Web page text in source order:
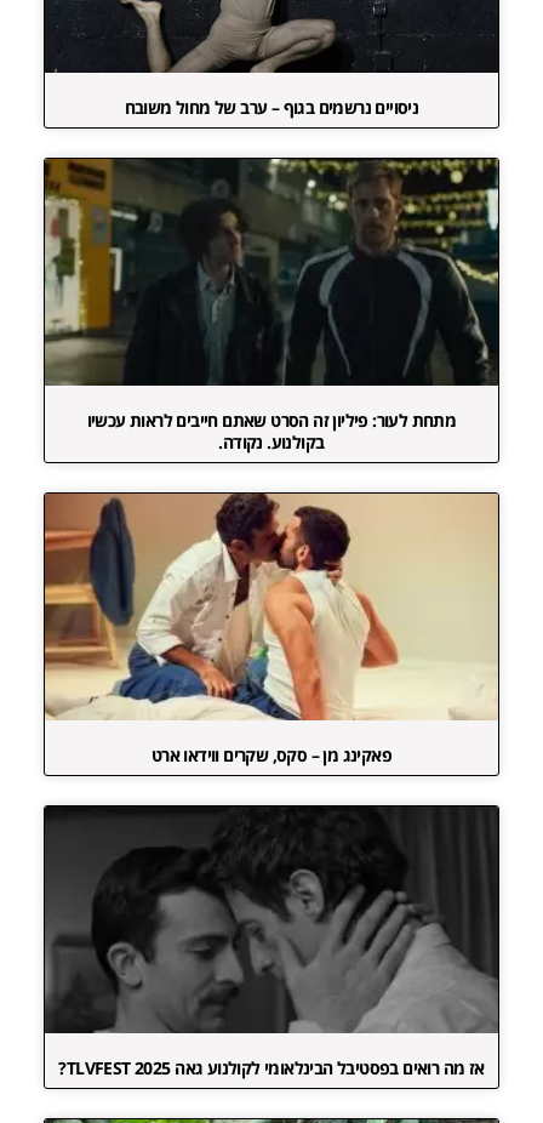
ניסויים נרשמים בגוף – ערב של מחול משובח
מתחת לעור: פיליון זה הסרט שאתם חייבים לראות עכשיו
בקולנוע. נקודה.
פאקינג מן – סקס, שקרים ווידאו ארט
אז מה רואים בפסטיבל הבינלאומי לקולנוע גאה TLVFEST 2025?